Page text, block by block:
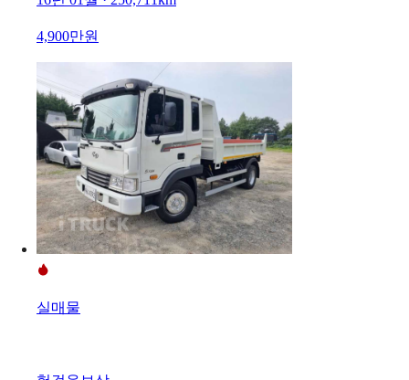
4,900만원
실매물